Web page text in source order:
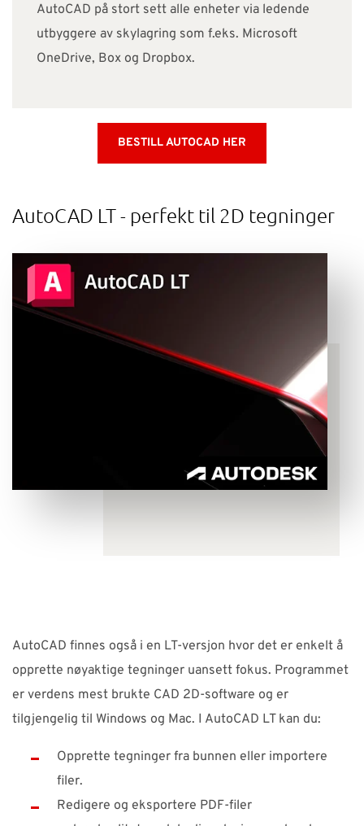
AutoCAD på stort sett alle enheter via ledende
utbyggere av skylagring som f.eks. Microsoft
OneDrive, Box og Dropbox.
BESTILL AUTOCAD HER
AutoCAD LT - perfekt til 2D tegninger
AutoCAD finnes også i en LT-versjon hvor det er enkelt å
opprette nøyaktige tegninger uansett fokus. Programmet
er verdens mest brukte CAD 2D-software og er
tilgjengelig til Windows og Mac. I AutoCAD LT kan du:
Opprette tegninger fra bunnen eller importere
filer.
Redigere og eksportere PDF-filer